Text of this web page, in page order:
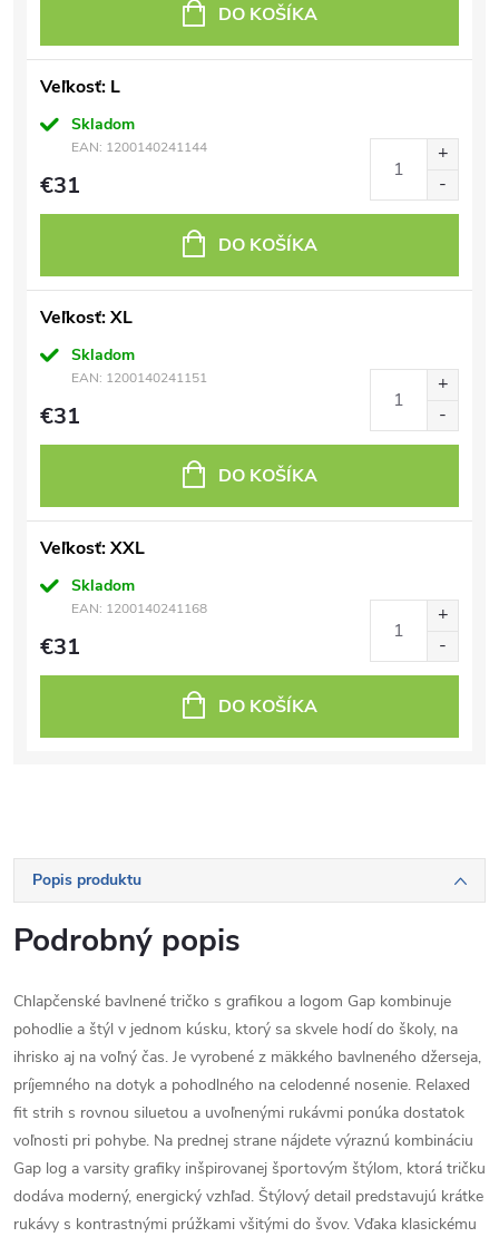
DO KOŠÍKA
Veľkosť: L
Skladom
EAN: 1200140241144
€31
DO KOŠÍKA
Veľkosť: XL
Skladom
EAN: 1200140241151
€31
DO KOŠÍKA
Veľkosť: XXL
Skladom
EAN: 1200140241168
€31
DO KOŠÍKA
Popis produktu
Podrobný popis
Chlapčenské bavlnené tričko s grafikou a logom Gap kombinuje
pohodlie a štýl v jednom kúsku, ktorý sa skvele hodí do školy, na
ihrisko aj na voľný čas. Je vyrobené z mäkkého bavlneného džerseja,
príjemného na dotyk a pohodlného na celodenné nosenie. Relaxed
fit strih s rovnou siluetou a uvoľnenými rukávmi ponúka dostatok
voľnosti pri pohybe. Na prednej strane nájdete výraznú kombináciu
Gap log a varsity grafiky inšpirovanej športovým štýlom, ktorá tričku
dodáva moderný, energický vzhľad. Štýlový detail predstavujú krátke
rukávy s kontrastnými prúžkami všitými do švov. Vďaka klasickému